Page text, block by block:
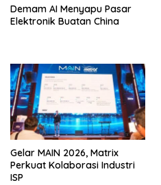
Demam AI Menyapu Pasar
Elektronik Buatan China
Gelar MAIN 2026, Matrix
Perkuat Kolaborasi Industri
ISP